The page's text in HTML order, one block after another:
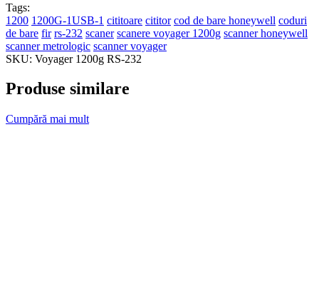
Tags:
1200 1200G-1USB-1 cititoare cititor cod de bare honeywell coduri
de bare fir rs-232 scaner scanere voyager 1200g scanner honeywell
scanner metrologic scanner voyager
SKU: Voyager 1200g RS-232
Produse similare
Cumpără mai mult